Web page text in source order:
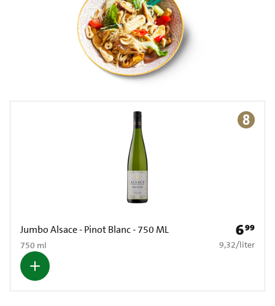
Jumbo Alsace - Pinot Blanc - 750 ML
750 ml
Prijs: €
699
€ 9,32 per liter
9,32/liter